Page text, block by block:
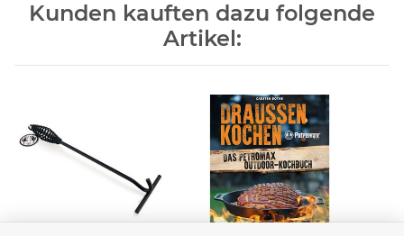
Kunden kauften dazu folgende
Artikel: